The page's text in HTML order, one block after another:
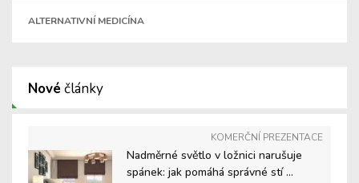
ALTERNATIVNÍ MEDICÍNA
Nové články
KOMERČNÍ PREZENTACE
Nadměrné světlo v ložnici narušuje
spánek: jak pomáhá správné stí ...